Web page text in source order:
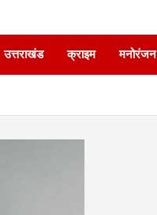
उत्तराखंड क्राइम मनोरंजन